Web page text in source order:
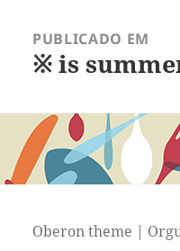
PUBLICADO EM
※ is
Oberon theme |